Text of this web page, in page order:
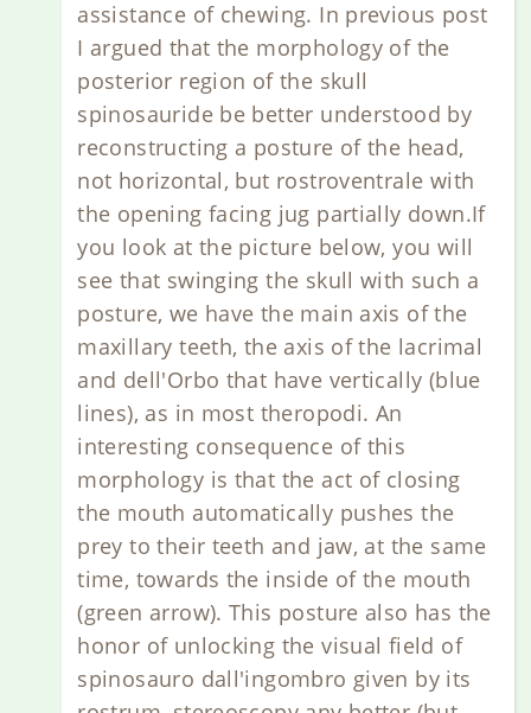
assistance of chewing. In previous post
I argued that the morphology of the
posterior region of the skull
spinosauride be better understood by
reconstructing a posture of the head,
not horizontal, but rostroventrale with
the opening facing jug partially down.If
you look at the picture below, you will
see that swinging the skull with such a
posture, we have the main axis of the
maxillary teeth, the axis of the lacrimal
and dell'Orbo that have vertically (blue
lines), as in most theropodi. An
interesting consequence of this
morphology is that the act of closing
the mouth automatically pushes the
prey to their teeth and jaw, at the same
time, towards the inside of the mouth
(green arrow). This posture also has the
honor of unlocking the visual field of
spinosauro dall'ingombro given by its